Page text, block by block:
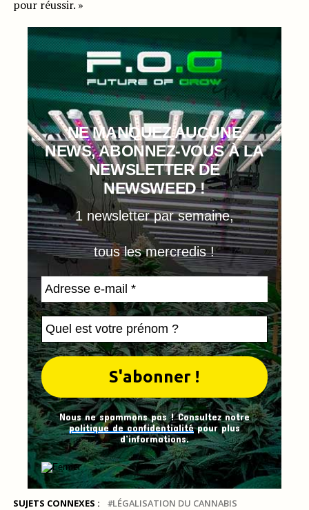
pour réussir. »
NE MANQUEZ AUCUNE
NEWS, ABONNEZ-VOUS À LA
NEWSLETTER DE
NEWSWEED !
1 newsletter par semaine,
tous les mercredis !
Nous ne spammons pas ! Consultez notre
politique de confidentialitépour plus
d’informations.
SUJETS CONNEXES : LÉGALISATION DU CANNABIS